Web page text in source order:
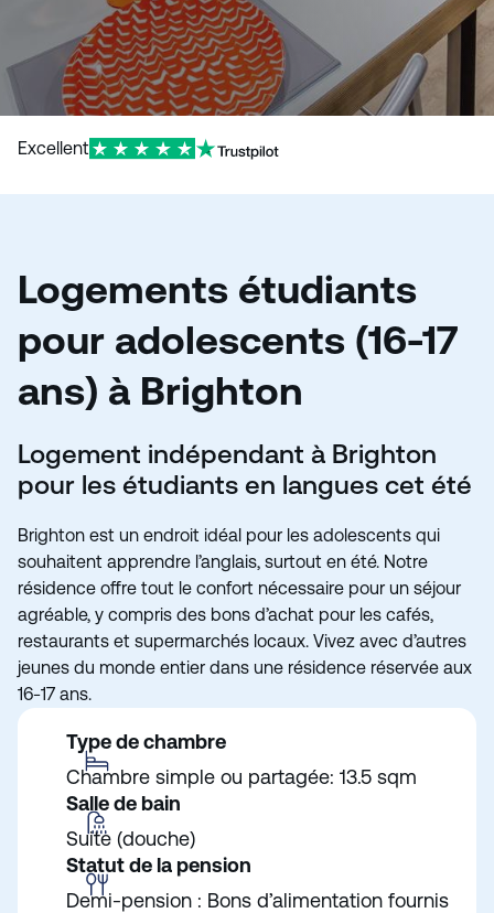
Excellent
Logements étudiants
pour adolescents (16-17
ans) à Brighton
Logement indépendant à Brighton
pour les étudiants en langues cet été
Brighton est un endroit idéal pour les adolescents qui
souhaitent apprendre l’anglais, surtout en été. Notre
résidence offre tout le confort nécessaire pour un séjour
agréable, y compris des bons d’achat pour les cafés,
restaurants et supermarchés locaux. Vivez avec d’autres
jeunes du monde entier dans une résidence réservée aux
16-17 ans.
Type de chambre
Chambre simple ou partagée: 13.5 sqm
Salle de bain
Suite (douche)
Statut de la pension
Demi-pension : Bons d’alimentation fournis